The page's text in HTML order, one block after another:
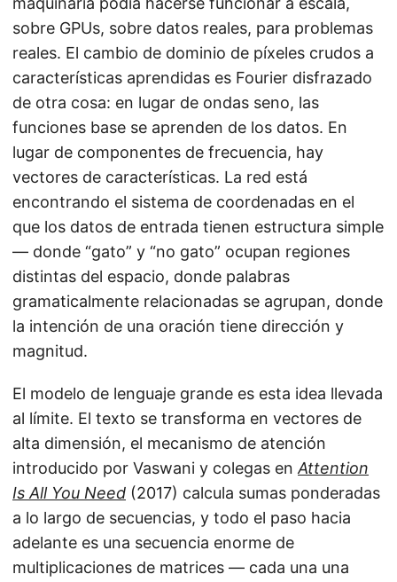
sobre GPUs, sobre datos reales, para problemas
reales. El cambio de dominio de píxeles crudos a
características aprendidas es Fourier disfrazado
de otra cosa: en lugar de ondas seno, las
funciones base se aprenden de los datos. En
lugar de componentes de frecuencia, hay
vectores de características. La red está
encontrando el sistema de coordenadas en el
que los datos de entrada tienen estructura simple
— donde “gato” y “no gato” ocupan regiones
distintas del espacio, donde palabras
gramaticalmente relacionadas se agrupan, donde
la intención de una oración tiene dirección y
magnitud.
El modelo de lenguaje grande es esta idea llevada
al límite. El texto se transforma en vectores de
alta dimensión, el mecanismo de atención
introducido por Vaswani y colegas en Attention
Is All You Need (2017) calcula sumas ponderadas
a lo largo de secuencias, y todo el paso hacia
adelante es una secuencia enorme de
multiplicaciones de matrices — cada una una